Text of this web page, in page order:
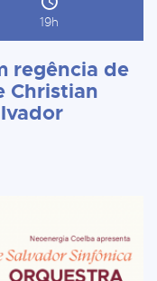
19h
regência de
Christian